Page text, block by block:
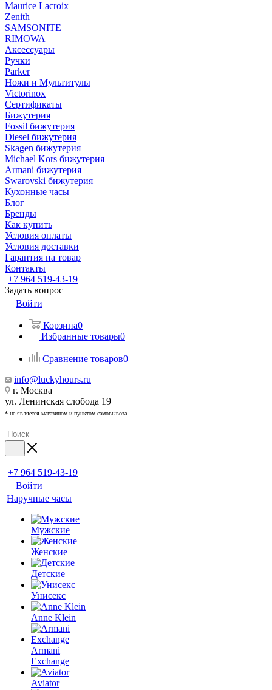
Maurice Lacroix
Zenith
SAMSONITE
RIMOWA
Аксессуары
Ручки
Parker
Ножи и Мультитулы
Victorinox
Сертификаты
Бижутерия
Fossil бижутерия
Diesel бижутерия
Skagen бижутерия
Michael Kors бижутерия
Armani бижутерия
Swarovski бижутерия
Кухонные часы
Блог
Бренды
Как купить
Условия оплаты
Условия доставки
Гарантия на товар
Контакты
+7 964 519-43-19
Задать вопрос
Войти
Корзина0
Избранные товары0
Сравнение товаров0
info@luckyhours.ru
г. Москва
ул. Ленинская слобода 19
* не является магазином и пунктом самовывоза
+7 964 519-43-19
Войти
Наручные часы
Мужские
Женские
Детские
Унисекс
Anne Klein
Armani
Exchange
Aviator